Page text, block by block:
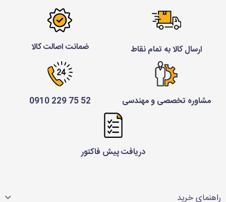
ارسال کالا به تمام نقاط ضمانت اصالت کالا
مشاوره تخصصی و مهندسی 52 75 229 0910
دریافت پیش فاکتور
راهنمای خرید